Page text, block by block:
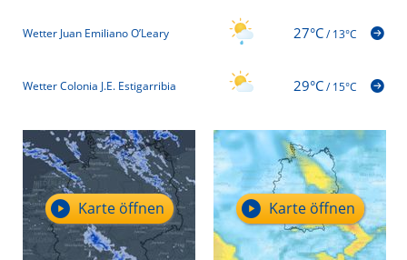
Wetter Juan Emiliano O’Leary 27°C/13°C
Wetter Colonia J.E. Estigarribia 29°C/15°C
Karte öffnen Karte öffnen